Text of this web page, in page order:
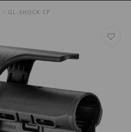
GL-SHOCK CP